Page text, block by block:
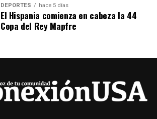
DEPORTES hace 5 días
El Hispania comienza en cabeza la 44
Copa del Rey Mapfre